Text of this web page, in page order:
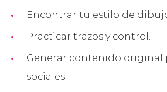
Encontrar tu estilo de
Practicar trazos y control.
Generar contenido original
sociales.